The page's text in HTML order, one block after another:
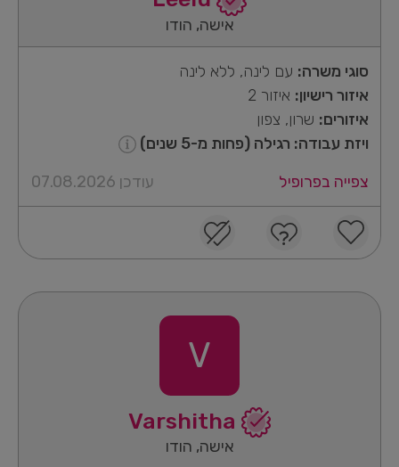
אישה, הודו
סוגי משרה: עם לינה, ללא לינה
איזור רישיון: איזור 2
איזורים: שרון, צפון
ויזת עבודה: רגילה (פחות מ-5 שנים)
צפייה בפרופיל
עודכן 07.08.2026
V
אישה, הודו